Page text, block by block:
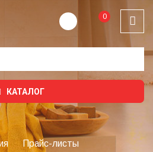
0
КАТАЛОГ
Прайс-листы